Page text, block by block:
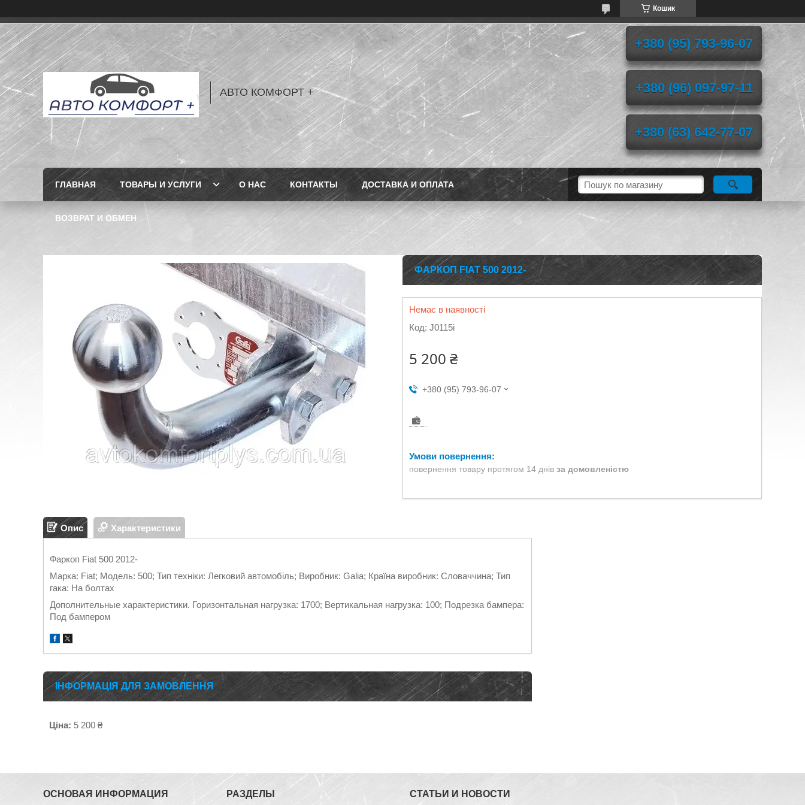
Кошик
АВТО КОМФОРТ +
+380 (95) 793-96-07
+380 (96) 097-97-11
+380 (63) 642-77-07
ГЛАВНАЯ ТОВАРЫ И УСЛУГИ О НАС КОНТАКТЫ ДОСТАВКА И ОПЛАТА
ВОЗВРАТ И ОБМЕН
ФАРКОП FIAT 500 2012-
Немає в наявності
Код: J0115i
5 200 ₴
+380 (95) 793-96-07
повернення товару протягом 14 днів за домовленістю
Опис Характеристики
Фаркоп Fiat 500 2012-
Марка: Fiat; Модель: 500; Тип техніки: Легковий автомобіль; Виробник: Galia; Країна виробник: Словаччина; Тип
гака: На болтах
Дополнительные характеристики. Горизонтальная нагрузка: 1700; Вертикальная нагрузка: 100; Подрезка бампера:
Под бампером
ІНФОРМАЦІЯ ДЛЯ ЗАМОВЛЕННЯ
Ціна: 5 200 ₴
ОСНОВАЯ ИНФОРМАЦИЯ РАЗДЕЛЫ СТАТЬИ И НОВОСТИ